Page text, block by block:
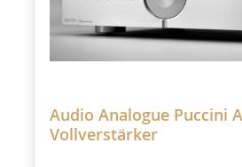
Audio Analogue Puccini
Vollverstärker